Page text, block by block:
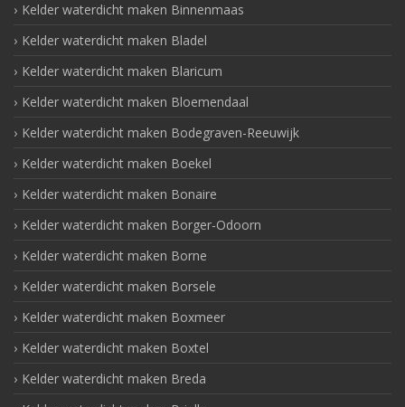
Kelder waterdicht maken Binnenmaas
Kelder waterdicht maken Bladel
Kelder waterdicht maken Blaricum
Kelder waterdicht maken Bloemendaal
Kelder waterdicht maken Bodegraven-Reeuwijk
Kelder waterdicht maken Boekel
Kelder waterdicht maken Bonaire
Kelder waterdicht maken Borger-Odoorn
Kelder waterdicht maken Borne
Kelder waterdicht maken Borsele
Kelder waterdicht maken Boxmeer
Kelder waterdicht maken Boxtel
Kelder waterdicht maken Breda